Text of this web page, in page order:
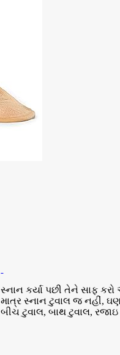
સ્નાન કર્યા પછી તેને સાફ
માત્ર સ્નાન ટુવાલ જ નહીં,
બીચ ટુવાલ, બાથ ટુવાલ,